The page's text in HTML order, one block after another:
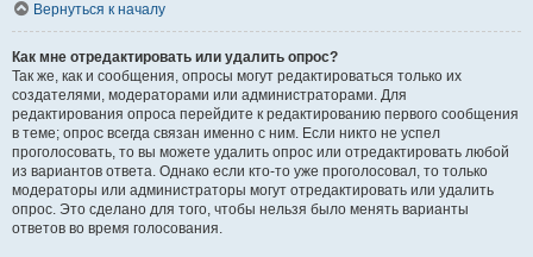
Вернуться к началу
Как мне отредактировать или удалить опрос?
Так же, как и сообщения, опросы могут редактироваться только их
создателями, модераторами или администраторами. Для
редактирования опроса перейдите к редактированию первого сообщения
в теме; опрос всегда связан именно с ним. Если никто не успел
проголосовать, то вы можете удалить опрос или отредактировать любой
из вариантов ответа. Однако если кто-то уже проголосовал, то только
модераторы или администраторы могут отредактировать или удалить
опрос. Это сделано для того, чтобы нельзя было менять варианты
ответов во время голосования.